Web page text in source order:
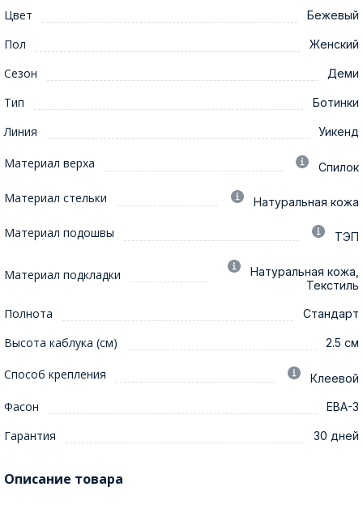
Цвет Бежевый
Пол Женский
Сезон Деми
Тип Ботинки
Линия Уикенд
Материал верха Спилок
Материал стельки Натуральная кожа
Материал подошвы ТЭП
Материал подкладки
Натуральная кожа,
Текстиль
Полнота Стандарт
Высота каблука (см) 2.5 см
Способ крепления Клеевой
Фасон ЕВА-3
Гарантия 30 дней
Описание товара